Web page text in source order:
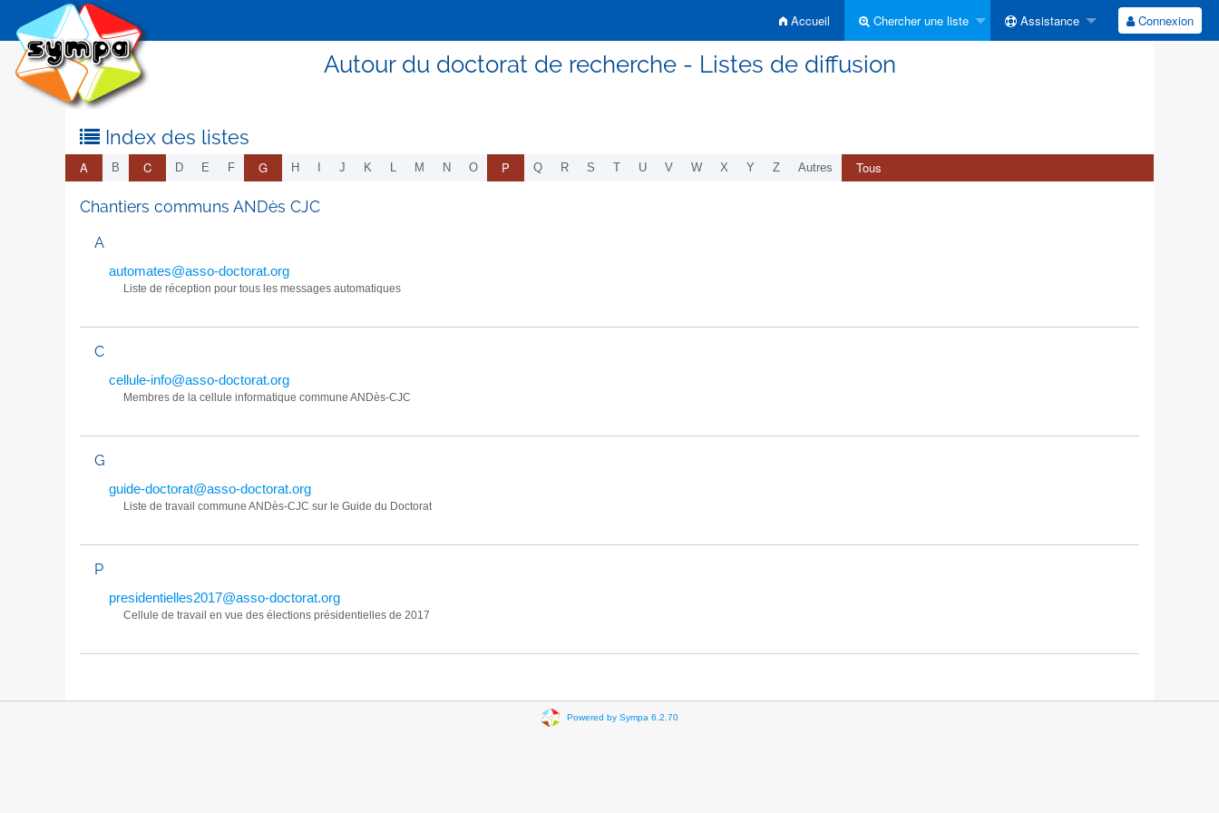
Accueil Chercher une liste Assistance Connexion
Autour du doctorat de recherche - Listes de diffusion
Index des listes
A B C D E F G H J K L M N O P Q R S T U V W X Y Z Autres Tous
Chantiers communs ANDès CJC
A
automates@asso-doctorat.org
Liste de réception pour tous les messages automatiques
C
cellule-info@asso-doctorat.org
Membres de la cellule informatique commune ANDès-CJC
G
guide-doctorat@asso-doctorat.org
Liste de travail commune ANDès-CJC sur le Guide du Doctorat
P
presidentielles2017@asso-doctorat.org
Cellule de travail en vue des élections présidentielles de 2017
Powered by Sympa 6.2.70